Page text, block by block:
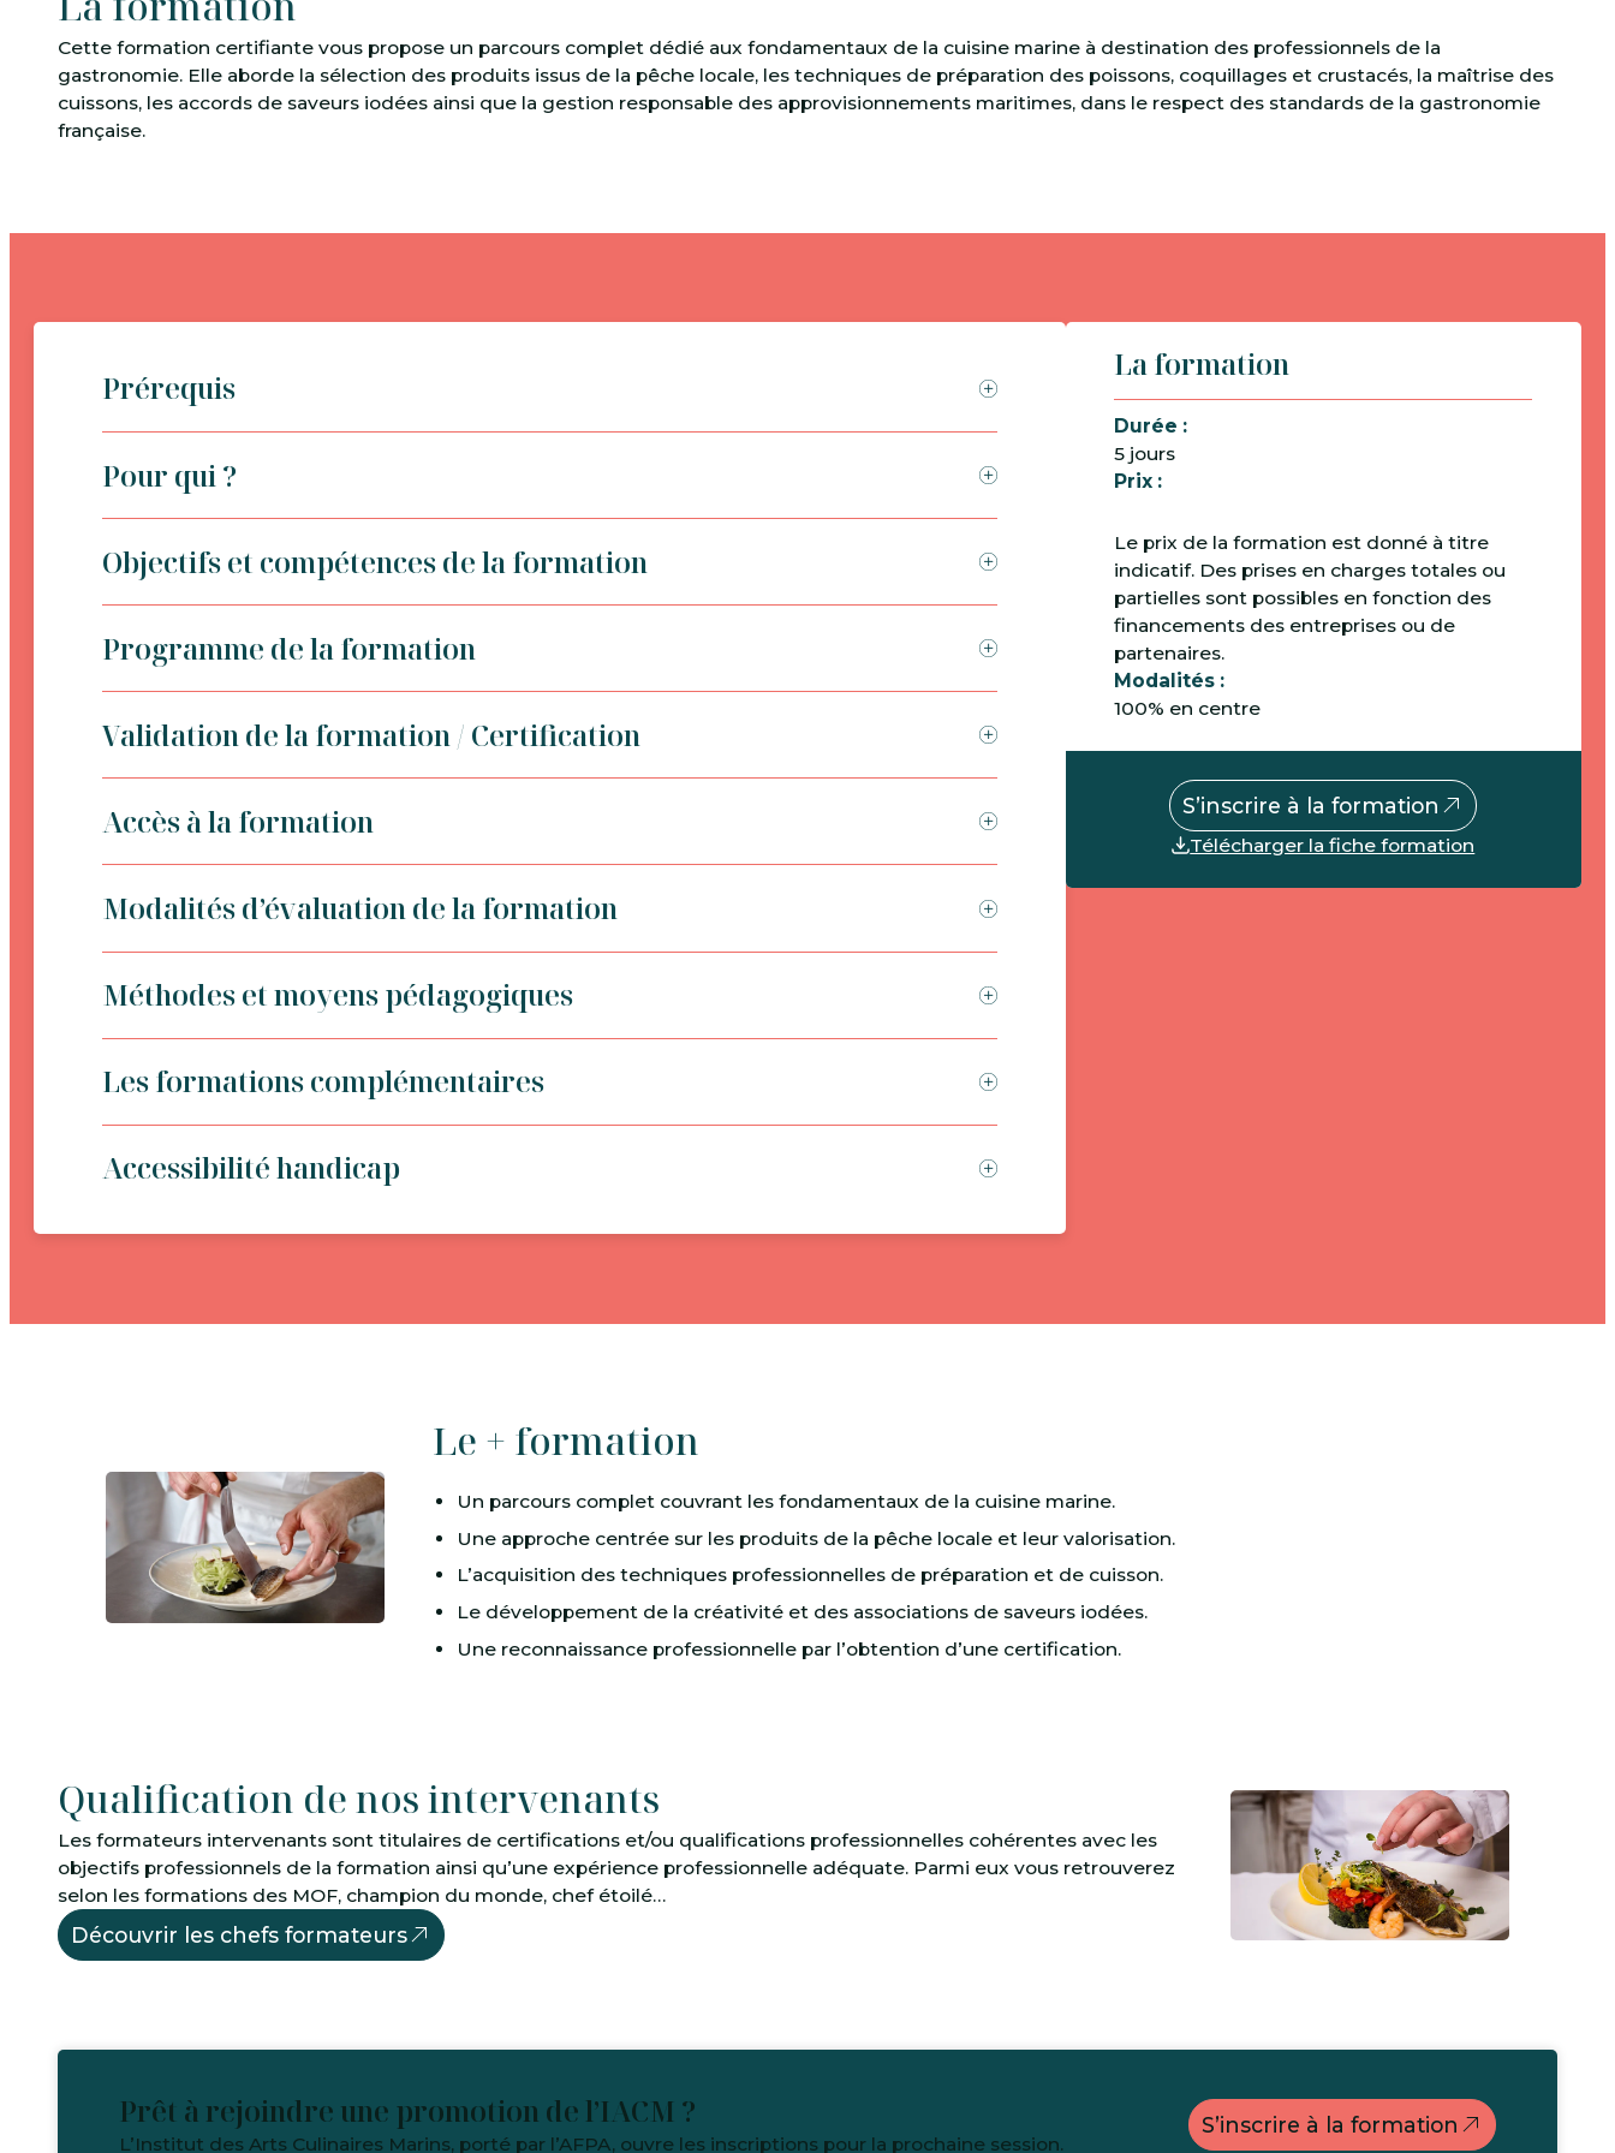
Cette formation certifiante vous propose un parcours complet dédié aux fondamentaux de la cuisine marine à destination des professionnels de la
gastronomie. Elle aborde la sélection des produits issus de la pêche locale, les techniques de préparation des poissons, coquillages et crustacés, la maîtrise des
cuissons, les accords de saveurs iodées ainsi que la gestion responsable des approvisionnements maritimes, dans le respect des standards de la gastronomie
française.
Prérequis
Pour qui ?
Objectifs et compétences de la formation
Programme de la formation
Validation de la formation / Certification
Accès à la formation
Modalités d’évaluation de la formation
Méthodes et moyens pédagogiques
Les formations complémentaires
Accessibilité handicap
La formation
Durée :
5 jours
Prix :
Le prix de la formation est donné à titre
indicatif. Des prises en charges totales ou
partielles sont possibles en fonction des
financements des entreprises ou de
partenaires.
Modalités :
100% en centre
S’inscrire à la formation
Télécharger la fiche formation
Le + formation
Un parcours complet couvrant les fondamentaux de la cuisine marine.
Une approche centrée sur les produits de la pêche locale et leur valorisation.
L’acquisition des techniques professionnelles de préparation et de cuisson.
Le développement de la créativité et des associations de saveurs iodées.
Une reconnaissance professionnelle par l’obtention d’une certification.
Qualification de nos intervenants
Les formateurs intervenants sont titulaires de certifications et/ou qualifications professionnelles cohérentes avec les
objectifs professionnels de la formation ainsi qu’une expérience professionnelle adéquate. Parmi eux vous retrouverez
selon les formations des MOF, champion du monde, chef étoilé…
Découvrir les chefs formateurs
Prêt à rejoindre une promotion de l’IACM ?
L’Institut des Arts Culinaires Marins, porté par l’AFPA, ouvre les inscriptions pour la prochaine session.
S’inscrire à la formation